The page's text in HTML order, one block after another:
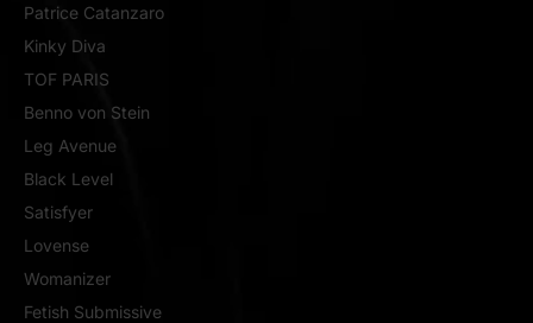
Patrice Catanzaro
Kinky Diva
TOF PARIS
Benno von Stein
Leg Avenue
Black Level
Satisfyer
Lovense
Womanizer
Fetish Submissive